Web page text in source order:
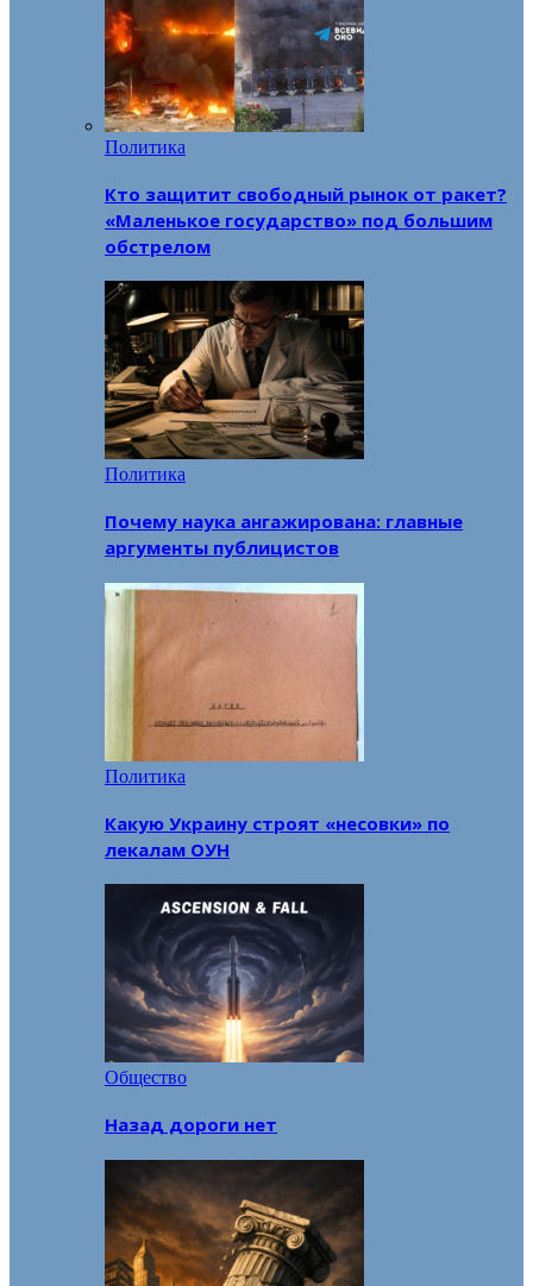
Политика
Кто защитит свободный рынок от ракет?
«Маленькое государство» под большим
обстрелом
Политика
Почему наука ангажирована: главные
аргументы публицистов
Политика
Какую Украину строят «несовки» по
лекалам ОУН
Общество
Назад дороги нет